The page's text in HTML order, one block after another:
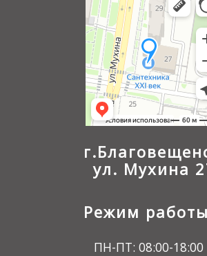
ул. Мухина
Режим
ПН-ПТ: 08:00-18:00